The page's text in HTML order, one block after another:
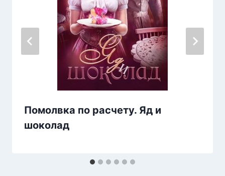
Помолвка по расчету. Яд и
шоколад